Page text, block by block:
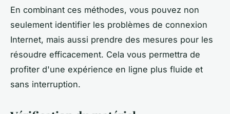
En combinant ces méthodes, vous pouvez non
seulement identifier les problèmes de connexion
Internet, mais aussi prendre des mesures pour les
résoudre efficacement. Cela vous permettra de
profiter d'une expérience en ligne plus fluide et
sans interruption.